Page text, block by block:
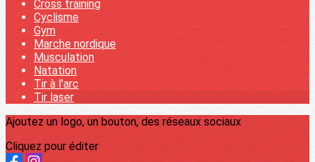
Cross training
Cyclisme
Gym
Marche nordique
Musculation
Natation
Tir à l'arc
Tir laser
Ajoutez un logo, un bouton, des réseaux sociaux
Cliquez pour éditer